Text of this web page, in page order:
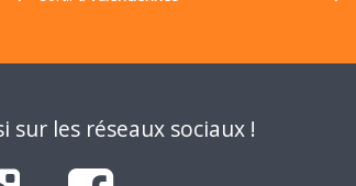
sur les réseaux sociaux !